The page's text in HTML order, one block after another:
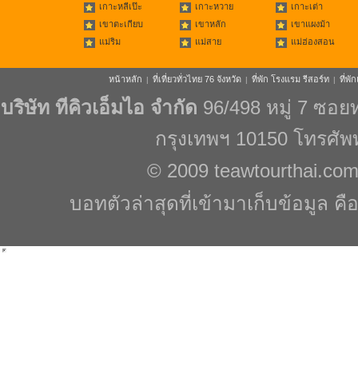
เกาะหลีเป๊ะ
เกาะหวาย
เกาะเต่า
เขาตะเกียบ
เขาหลัก
เขาแผงม้า
แม่ริม
แม่สาย แม่ฮ่องสอน
หน้าหลัก | ที่เที่ยวทั่วไทย 76 จังหวัด | ที่พัก โรงแรม รีสอร์ท | ที่พัก
บริษัท ทีคิวเอ็มไอ จำกัด 96/498 หมู่ 7 ซอ
กรุงเทพฯ 10150 โทรศั
© 2009 teawtourthai.com
บอทตัวล่าสุดที่เข้ามาเก็บข้อมูล คือ